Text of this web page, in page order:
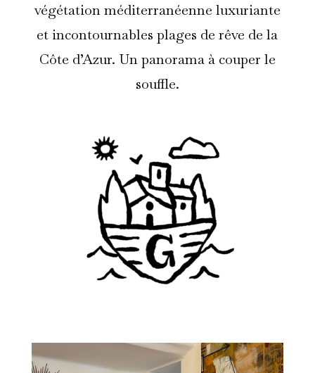
végétation méditerranéenne luxuriante
et incontournables plages de rêve de la
Côte d’Azur. Un panorama à couper le
souffle.